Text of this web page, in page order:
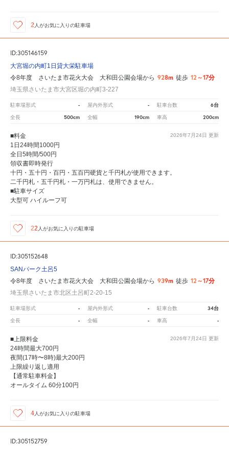
2 人がお気に入りの駐車場
ID:305146159
大宮堀の内町1日貸大栄駐車場
令8年度 さいたま市花火大会 大和田公園会場から 928m 徒歩 12～17分
埼玉県さいたま市大宮区堀の内町3-227
駐車場形式 - 屋内外形式 - 駐車台数 6台
全長 500cm 全幅 190cm 車高 200cm
2026年7月24日 更新
■料金
1日24時間1000円
全日5時間/500円
領収書即時発行
十円・五十円・百円・五百円硬貨と千円札が使用できます。
二千円札・五千円札・一万円札は、使用できません。
■駐車サイズ
大型可 ハイルーフ可
22 人がお気に入りの駐車場
ID:305152648
SANパーク土呂5
令8年度 さいたま市花火大会 大和田公園会場から 939m 徒歩 12～17分
埼玉県さいたま市北区土呂町2-20-15
駐車場形式 - 屋内外形式 - 駐車台数 34台
全長 - 全幅 - 車高 -
2026年7月24日 更新
■上限料金
24時間最大700円
夜間(17時〜8時)最大200円
上限繰り返し適用
【通常駐車料金】
オールタイム 60分100円
4 人がお気に入りの駐車場
ID:305152759